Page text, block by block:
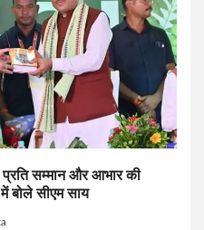
सम्मान और आभार की
बोले सीएम साय